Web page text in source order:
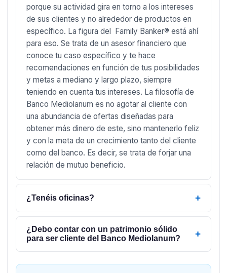
porque su actividad gira en torno a los intereses
de sus clientes y no alrededor de productos en
específico. La figura del Family Banker® está ahí
para eso. Se trata de un asesor financiero que
conoce tu caso específico y te hace
recomendaciones en función de tus posibilidades
y metas a mediano y largo plazo, siempre
teniendo en cuenta tus intereses. La filosofía de
Banco Mediolanum es no agotar al cliente con
una abundancia de ofertas diseñadas para
obtener más dinero de este, sino mantenerlo feliz
y con la meta de un crecimiento tanto del cliente
como del banco. Es decir, se trata de forjar una
relación de mutuo beneficio.
¿Tenéis oficinas? +
¿Debo contar con un patrimonio sólido
para ser cliente del Banco Mediolanum?
+